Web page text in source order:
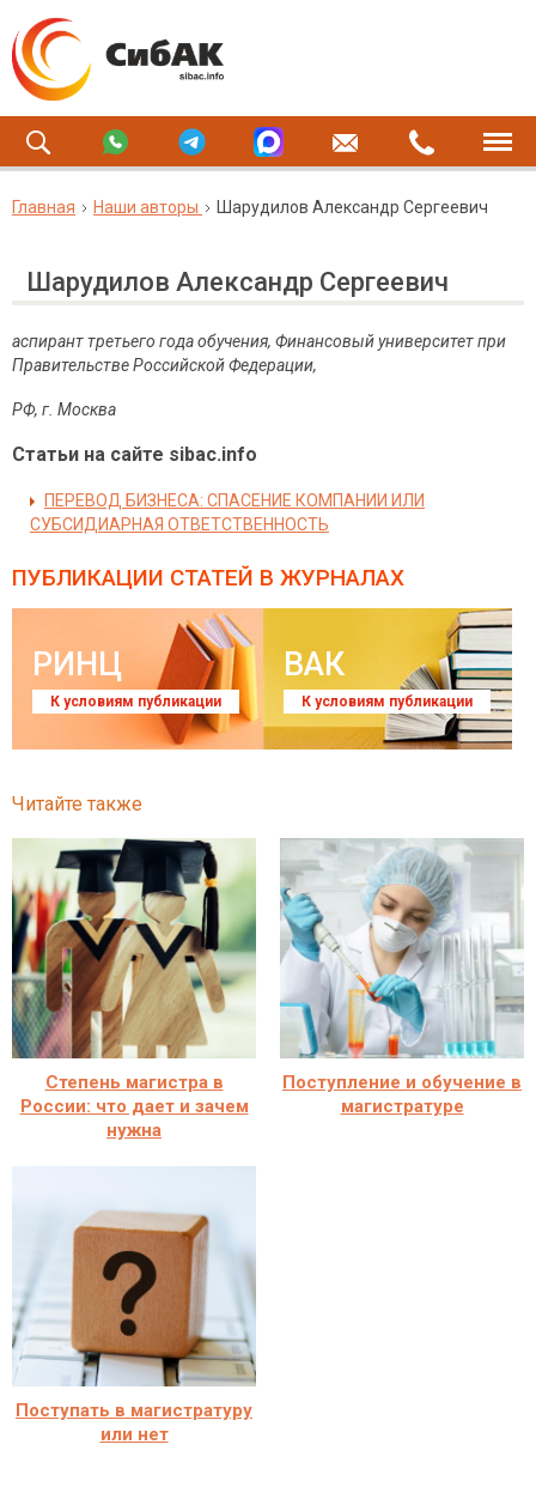
Главная Наши авторы Шарудилов Александр Сергеевич
Шарудилов Александр Сергеевич
аспирант третьего года обучения, Финансовый университет при
Правительстве Российской Федерации,
РФ, г. Москва
Статьи на сайте sibac.info
ПЕРЕВОД БИЗНЕСА: СПАСЕНИЕ КОМПАНИИ ИЛИ
СУБСИДИАРНАЯ ОТВЕТСТВЕННОСТЬ
ПУБЛИКАЦИИ СТАТЕЙ В ЖУРНАЛАХ
РИНЦ
К условиям публикации
ВАК
К условиям публикации
Читайте также
Степень магистра в
России: что дает и зачем
нужна
Поступление и обучение в
магистратуре
Поступать в магистратуру
или нет